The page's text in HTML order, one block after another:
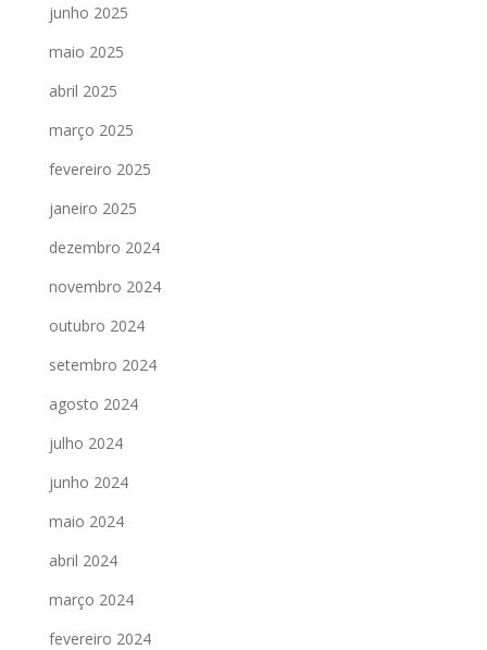
junho 2025
maio 2025
abril 2025
março 2025
fevereiro 2025
janeiro 2025
dezembro 2024
novembro 2024
outubro 2024
setembro 2024
agosto 2024
julho 2024
junho 2024
maio 2024
abril 2024
março 2024
fevereiro 2024